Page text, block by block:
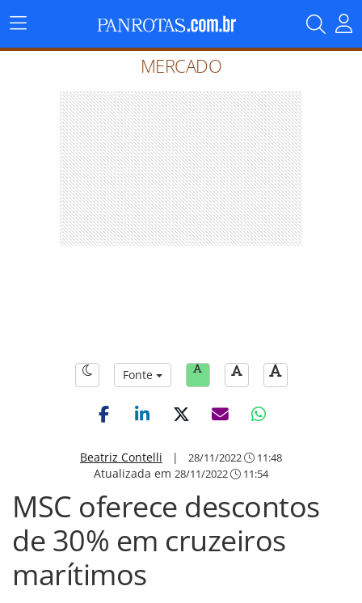
Menu
Principal
MERCADO
Fonte
Beatriz Contelli | 28/11/2022 11:48
Atualizada em 28/11/2022 11:54
MSC oferece descontos
de 30% em cruzeiros
marítimos